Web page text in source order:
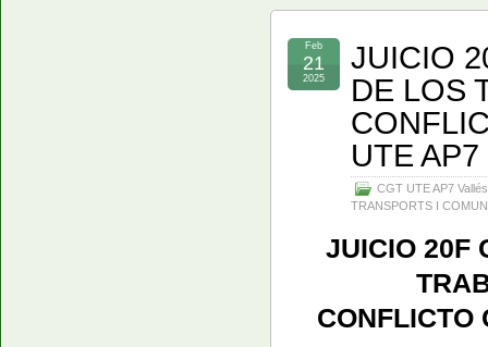
JUICIO
DE LOS
UTE
CGT UTE AP7 Vallés
TRANSPORTS I
Feb
21
2025
JUICIO 20F
CONFLICTO